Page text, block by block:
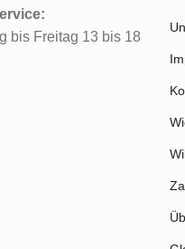
bis Freitag 13 bis 18